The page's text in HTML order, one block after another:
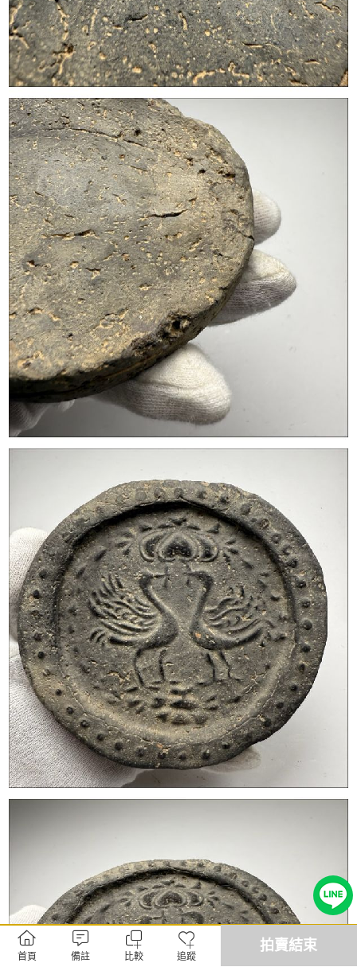
首頁 備註 比較 追蹤
拍賣結束